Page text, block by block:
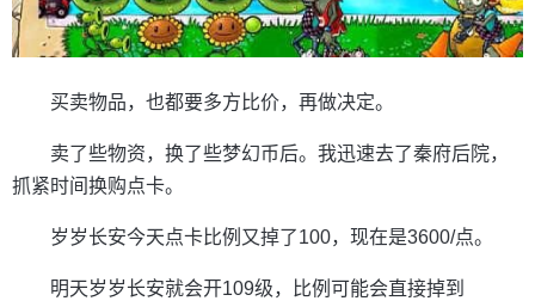
买卖物品，也都要多方比价，再做决定。
卖了些物资，换了些梦幻币后。我迅速去了秦府后院，
抓紧时间换购点卡。
岁岁长安今天点卡比例又掉了100，现在是3600/点。
明天岁岁长安就会开109级，比例可能会直接掉到